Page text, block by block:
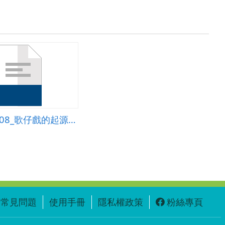
chilung_208_歌仔戲的起源與演變.ppt
常見問題 使用手冊 隱私權政策 粉絲專頁